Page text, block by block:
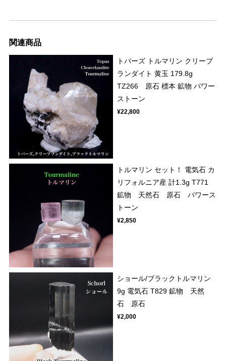
関連商品
トパーズ トルマリン クリーブ
ランダイト 黄玉 179.8g
TZ266 原石 標本 鉱物 パワー
ストーン
¥22,800
トルマリン セット！ 電気石 カ
リフォルニア産 計1.3g T771
鉱物 天然石 原石 パワース
トーン
¥2,850
ショール/ブラックトルマリン
9g 電気石 T829 鉱物 天然
石 原石
¥2,000